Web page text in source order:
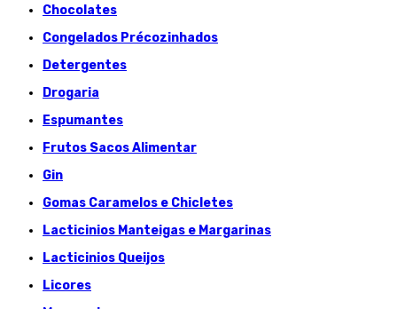
Chocolates
Congelados Précozinhados
Detergentes
Drogaria
Espumantes
Frutos Sacos Alimentar
Gin
Gomas Caramelos e Chicletes
Lacticinios Manteigas e Margarinas
Lacticinios Queijos
Licores